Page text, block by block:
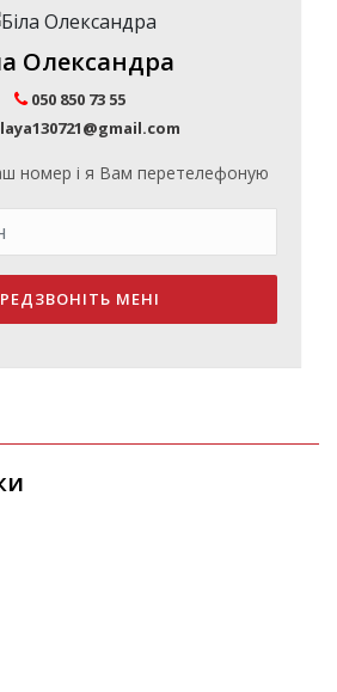
Олександра
050 850 73 55
номер і я Вам перетелефоную
МЕНІ